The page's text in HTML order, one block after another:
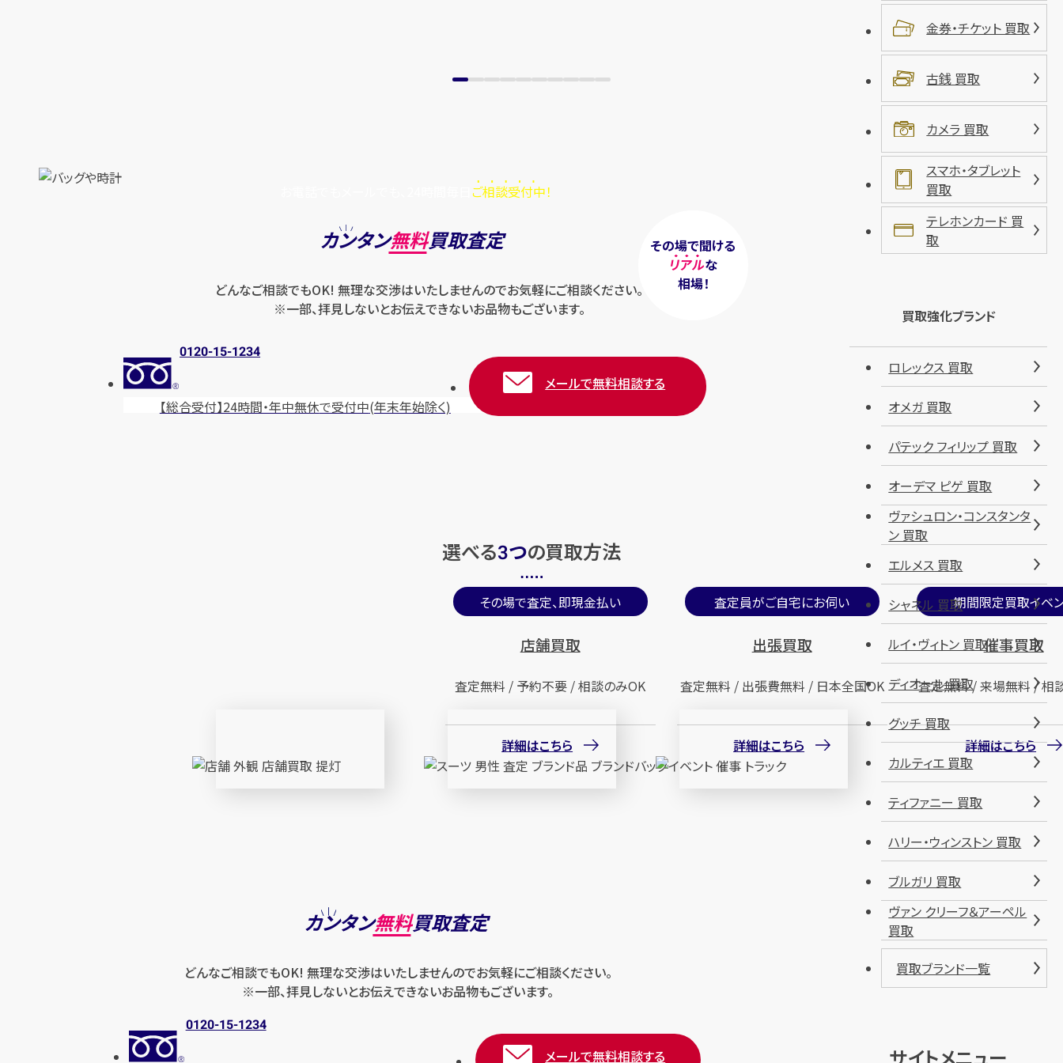
ご相談受付中！
その場で聞ける
リアルな
相場！
カンタン無料買取査定
どんなご相談でもOK! 無理な交渉はいたしませんのでお気軽にご相談ください。
※一部、拝見しないとお伝えできないお品物もございます。
0120-15-1234
【総合受付】24時間・年中無休で受付中(年末年始除く)
メールで無料相談する
選べる3つの買取方法
その場で査定、即現金払い
店舗買取
査定無料 / 予約不要 / 相談のみOK
詳細はこちら
査定員がご自宅にお伺い
出張買取
査定無料 / 出張費無料 / 日本全国OK
詳細はこちら
期間限定買取イベ
催事買取
査定無料 / 来場無料 / 相
詳細はこちら
カンタン無料買取査定
どんなご相談でもOK! 無理な交渉はいたしませんのでお気軽にご相談ください。
※一部、拝見しないとお伝えできないお品物もございます。
0120-15-1234
メールで無料相談する
金券・チケット 買取
古銭 買取
カメラ 買取
スマホ・タブレット
買取
テレホンカード 買
取
買取強化ブランド
ロレックス 買取
オメガ 買取
パテック フィリップ 買取
オーデマ ピゲ 買取
ヴァシュロン・コンスタンタ
ン 買取
エルメス 買取
シャネル 買取
ルイ・ヴィトン 買取
ディオール 買取
グッチ 買取
カルティエ 買取
ティファニー 買取
ハリー・ウィンストン 買取
ブルガリ 買取
ヴァン クリーフ＆アーペル
買取
買取ブランド一覧
サイトメニュー